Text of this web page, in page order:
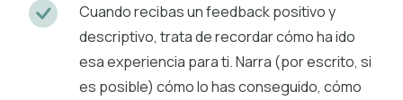
Cuando recibas un feedback positivo y
descriptivo, trata de recordar cómo ha ido
esa experiencia para ti. Narra (por escrito, si
es posible) cómo lo has conseguido, cómo